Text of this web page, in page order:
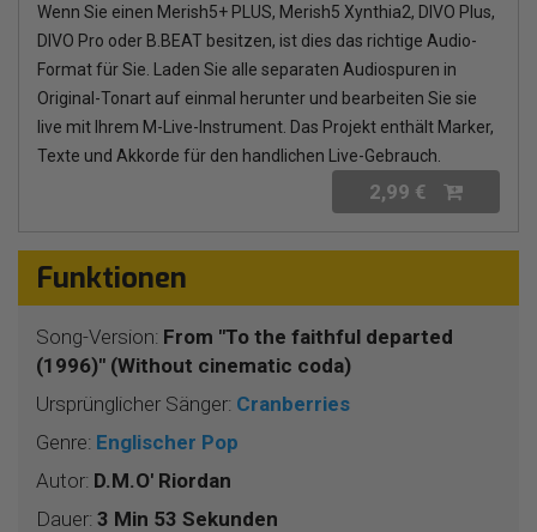
Wenn Sie einen Merish5+ PLUS, Merish5 Xynthia2, DIVO Plus,
DIVO Pro oder B.BEAT besitzen, ist dies das richtige Audio-
Format für Sie. Laden Sie alle separaten Audiospuren in
Original-Tonart auf einmal herunter und bearbeiten Sie sie
live mit Ihrem M-Live-Instrument. Das Projekt enthält Marker,
Texte und Akkorde für den handlichen Live-Gebrauch.
2,99 €
Funktionen
Song-Version: From "To the faithful departed
(1996)" (Without cinematic coda)
Ursprünglicher Sänger: Cranberries
Genre: Englischer Pop
Autor: D.M.O' Riordan
Dauer: 3 Min 53 Sekunden